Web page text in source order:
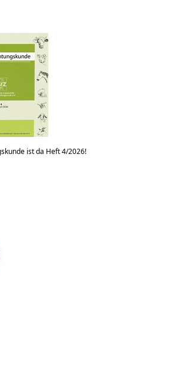
ist da Heft 4/2026!